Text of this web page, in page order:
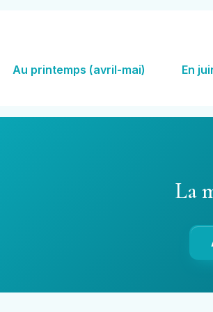
Au printemps (avril-mai) En
La